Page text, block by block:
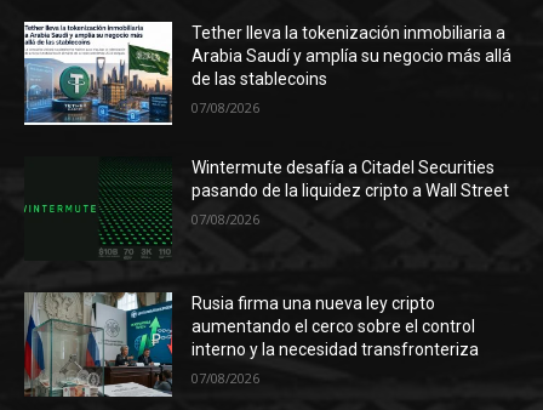
Tether lleva la tokenización inmobiliaria a
Arabia Saudí y amplía su negocio más allá
de las stablecoins
07/08/2026
Wintermute desafía a Citadel Securities
pasando de la liquidez cripto a Wall Street
07/08/2026
Rusia firma una nueva ley cripto
aumentando el cerco sobre el control
interno y la necesidad transfronteriza
07/08/2026